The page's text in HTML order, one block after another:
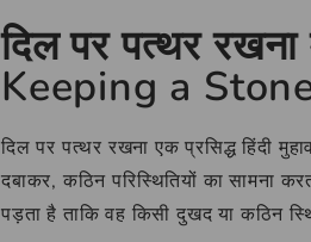
दिल पर पत्थर
Keeping a
दिल पर पत्थर रखना एक प्रसिद्ध हिंदी
दबाकर, कठिन परिस्थितियों का सामना
पड़ता है ताकि वह किसी दुखद या कठिन